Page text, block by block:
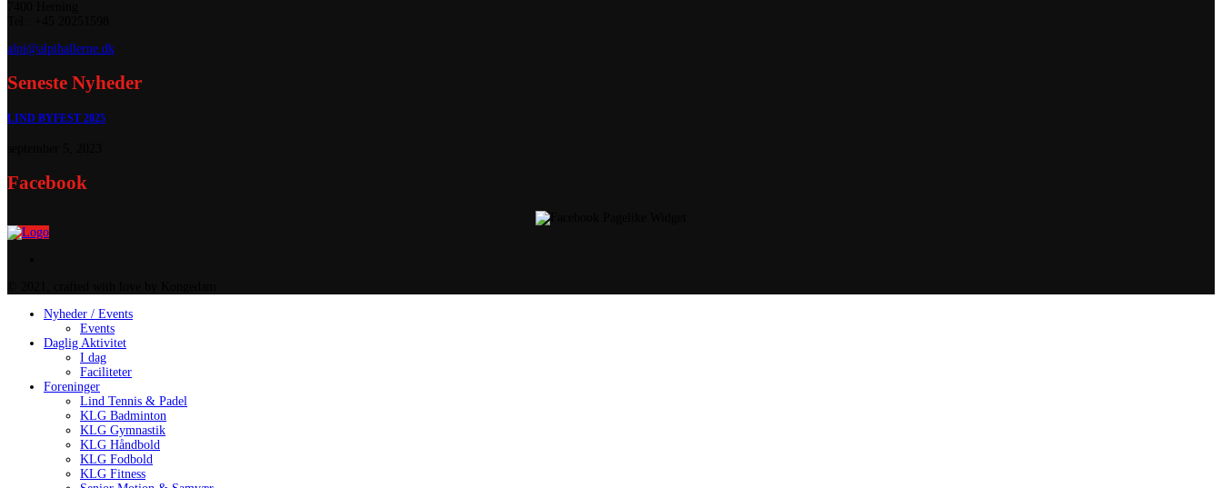
alpi@alpihallerne.dk
Seneste Nyheder
LIND BYFEST 2025
Facebook
Nyheder / Events
Events
Daglig Aktivitet
I dag
Faciliteter
Foreninger
Lind Tennis & Padel
KLG Badminton
KLG Gymnastik
KLG Håndbold
KLG Fodbold
KLG Fitness